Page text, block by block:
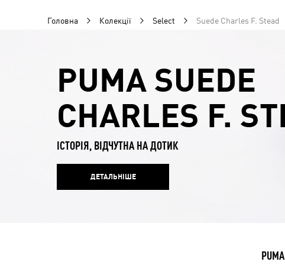
Головна Колекції Select Suede Charles F. Stead
PUMA SUEDE
CHARLES F.
ІСТОРІЯ, ВІДЧУТНА НА ДОТИК
ДЕТАЛЬНІШЕ